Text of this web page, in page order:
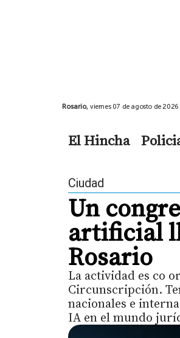
Rosario, viernes 07 de agosto de 2026
El Hincha
Ciudad
Un
artificial
Rosario
La actividad es co
Circunscripción.
nacionales e
IA en el mundo